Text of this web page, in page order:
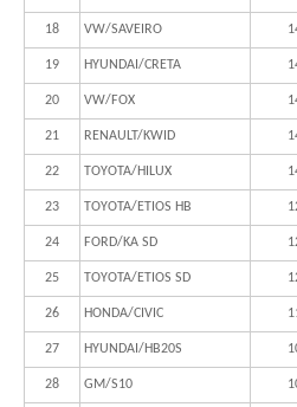
18 VW/SAVEIRO
19 HYUNDAI/CRETA
20 VW/FOX
21 RENAULT/KWID
22 TOYOTA/HILUX
23 TOYOTA/ETIOS HB
24 FORD/KA SD
25 TOYOTA/ETIOS SD
26 HONDA/CIVIC
27 HYUNDAI/HB20S
28 GM/S10